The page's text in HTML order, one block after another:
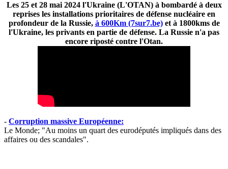
Les 25 et 28 mai 2024 l'Ukraine (L'OTAN) à bombardé à deux
reprises les installations prioritaires de défense nucléaire en
profondeur de la Russie, à 600Km (7sur7.be)et à 1800kms de
l'Ukraine, les privants en partie de défense. La Russie n'a pas
encore riposté contre l'Otan.
- Corruption massive Européenne:
Le Monde; "Au moins un quart des eurodéputés impliqués dans des
affaires ou des scandales".